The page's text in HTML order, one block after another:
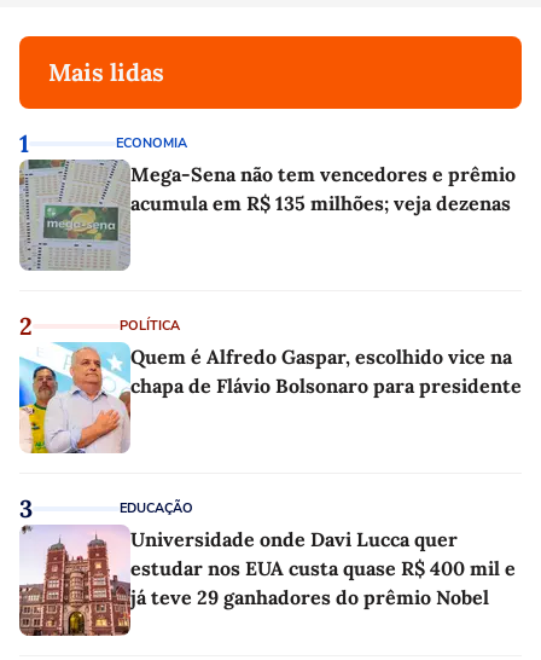
Mais lidas
1 ECONOMIA
Mega-Sena não tem vencedores e prêmio
acumula em R$ 135 milhões; veja dezenas
2 POLÍTICA
Quem é Alfredo Gaspar, escolhido vice na
chapa de Flávio Bolsonaro para presidente
3 EDUCAÇÃO
Universidade onde Davi Lucca quer
estudar nos EUA custa quase R$ 400 mil e
já teve 29 ganhadores do prêmio Nobel